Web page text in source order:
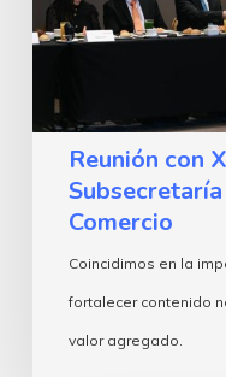
de
Comercio
Reunión con
Comercio
Coincidimos en la
fortalecer contenido
valor agregado.